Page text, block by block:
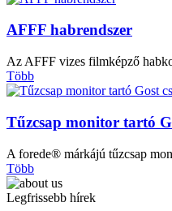
AFFF habrendszer
Az AFFF vizes filmképző
Több
Tűzcsap monitor tartó
A forede® márkájú tűzcsap
Több
Legfrissebb hírek